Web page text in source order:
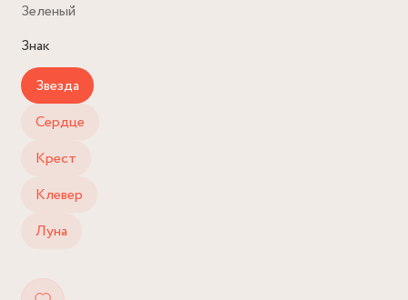
Зеленый
Знак
Звезда
Сердце
Крест
Клевер
Луна